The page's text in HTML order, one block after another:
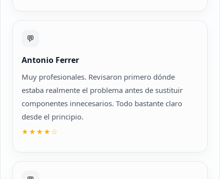
💬
Antonio Ferrer
Muy profesionales. Revisaron primero dónde
estaba realmente el problema antes de sustituir
componentes innecesarios. Todo bastante claro
desde el principio.
★★★★☆